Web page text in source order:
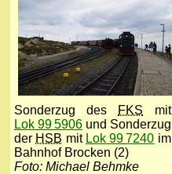
Sonderzug des FKS mit
Lok 99 5906und Sonderzug
der HSB mit Lok 99 7240 im
Bahnhof Brocken (2)
Foto: Michael Behmke